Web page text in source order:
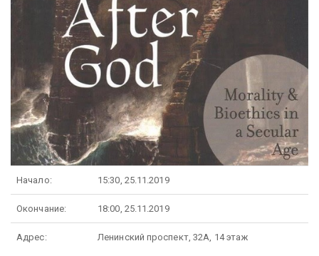
Начало: 15:30, 25.11.2019
Окончание: 18:00, 25.11.2019
Адрес: Ленинский проспект, 32А, 14 этаж